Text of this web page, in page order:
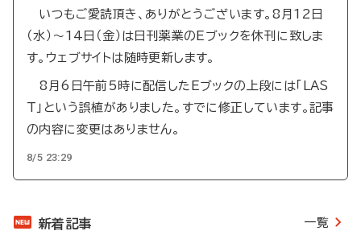
いつもご愛読頂き、ありがとうございます。8月12日
（水）～14日（金）は日刊薬業のEブックを休刊に致しま
す。ウェブサイトは随時更新します。
8月6日午前5時に配信したEブックの上段には「LAS
T」という誤植がありました。すでに修正しています。記事
の内容に変更はありません。
8/5 23:29
新着記事 一覧